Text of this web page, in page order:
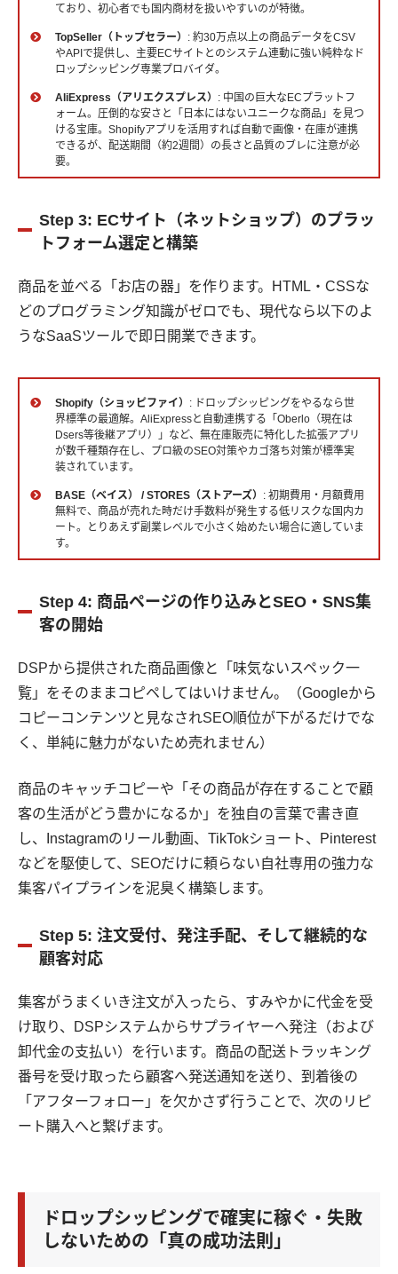
ており、初心者でも国内商材を扱いやすいのが特徴。
TopSeller（トップセラー） : 約30万点以上の商品データをCSV
やAPIで提供し、主要ECサイトとのシステム連動に強い純粋なド
ロップシッピング専業プロバイダ。
AliExpress（アリエクスプレス） : 中国の巨大なECプラットフ
ォーム。圧倒的な安さと「日本にはないユニークな商品」を見つ
ける宝庫。Shopifyアプリを活用すれば自動で画像・在庫が連携
できるが、配送期間（約2週間）の長さと品質のブレに注意が必
要。
Step 3: ECサイト（ネットショップ）のプラッ
トフォーム選定と構築
商品を並べる「お店の器」を作ります。HTML・CSSな
どのプログラミング知識がゼロでも、現代なら以下のよ
うなSaaSツールで即日開業できます。
Shopify（ショッピファイ） : ドロップシッピングをやるなら世
界標準の最適解。AliExpressと自動連携する「Oberlo（現在は
Dsers等後継アプリ）」など、無在庫販売に特化した拡張アプリ
が数千種類存在し、プロ級のSEO対策やカゴ落ち対策が標準実
装されています。
BASE（ベイス） / STORES（ストアーズ） : 初期費用・月額費用
無料で、商品が売れた時だけ手数料が発生する低リスクな国内カ
ート。とりあえず副業レベルで小さく始めたい場合に適していま
す。
Step 4: 商品ページの作り込みとSEO・SNS集
客の開始
DSPから提供された商品画像と「味気ないスペック一
覧」をそのままコピペしてはいけません。（Googleから
コピーコンテンツと見なされSEO順位が下がるだけでな
く、単純に魅力がないため売れません）
商品のキャッチコピーや「その商品が存在することで顧
客の生活がどう豊かになるか」を独自の言葉で書き直
し、Instagramのリール動画、TikTokショート、Pinterest
などを駆使して、SEOだけに頼らない自社専用の強力な
集客パイプラインを泥臭く構築します。
Step 5: 注文受付、発注手配、そして継続的な
顧客対応
集客がうまくいき注文が入ったら、すみやかに代金を受
け取り、DSPシステムからサプライヤーへ発注（および
卸代金の支払い）を行います。商品の配送トラッキング
番号を受け取ったら顧客へ発送通知を送り、到着後の
「アフターフォロー」を欠かさず行うことで、次のリピ
ート購入へと繋げます。
ドロップシッピングで確実に稼ぐ・失敗
しないための「真の成功法則」